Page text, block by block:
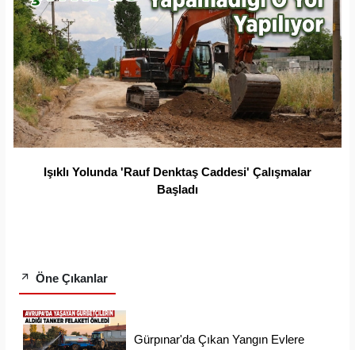
Işıklı Yolunda 'Rauf Denktaş Caddesi' Çalışmalar
Başladı
Öne Çıkanlar
Gürpınar'da Çıkan Yangın Evlere